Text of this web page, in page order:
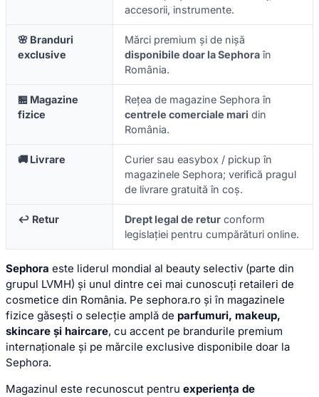
accesorii, instrumente.
🌸 Branduri
exclusive
Mărci premium și de nișă
disponibile doar la Sephoraîn
România.
🏪 Magazine
fizice
Rețea de magazine Sephora în
centrele comerciale mari din
România.
🚚 Livrare
Curier sau easybox / pickup în
magazinele Sephora; verifică pragul
de livrare gratuită în coș.
↩️ Retur Drept legal de retur conform
legislației pentru cumpărături online.
Sephora este liderul mondial al beauty selectiv (parte din
grupul LVMH) și unul dintre cei mai cunoscuți retaileri de
cosmetice din România. Pe sephora.ro și în magazinele
fizice găsești o selecție amplă de parfumuri, makeup,
skincare și haircare, cu accent pe brandurile premium
internaționale și pe mărcile exclusive disponibile doar la
Sephora.
Magazinul este recunoscut pentru experiența de